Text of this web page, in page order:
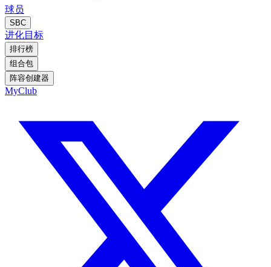
球员
SBC
进化目标
排行榜
组合包
阵容创建器
MyClub